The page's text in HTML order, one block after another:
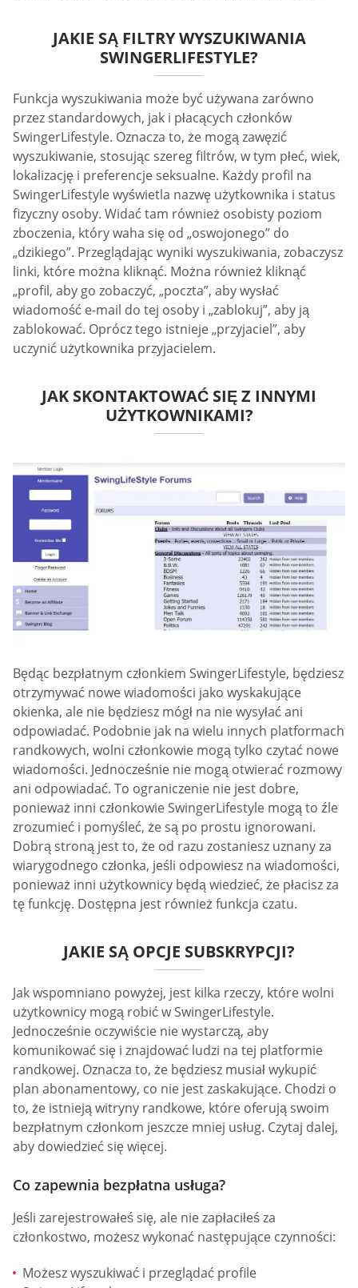
JAKIE SĄ FILTRY WYSZUKIWANIA
SWINGERLIFESTYLE?
Funkcja wyszukiwania może być używana zarówno
przez standardowych, jak i płacących członków
SwingerLifestyle. Oznacza to, że mogą zawęzić
wyszukiwanie, stosując szereg filtrów, w tym płeć, wiek,
lokalizację i preferencje seksualne. Każdy profil na
SwingerLifestyle wyświetla nazwę użytkownika i status
fizyczny osoby. Widać tam również osobisty poziom
zboczenia, który waha się od „oswojonego” do
„dzikiego”. Przeglądając wyniki wyszukiwania, zobaczysz
linki, które można kliknąć. Można również kliknąć
„profil, aby go zobaczyć, „poczta”, aby wysłać
wiadomość e-mail do tej osoby i „zablokuj”, aby ją
zablokować. Oprócz tego istnieje „przyjaciel”, aby
uczynić użytkownika przyjacielem.
JAK SKONTAKTOWAĆ SIĘ Z INNYMI
UŻYTKOWNIKAMI?
Będąc bezpłatnym członkiem SwingerLifestyle, będziesz
otrzymywać nowe wiadomości jako wyskakujące
okienka, ale nie będziesz mógł na nie wysyłać ani
odpowiadać. Podobnie jak na wielu innych platformach
randkowych, wolni członkowie mogą tylko czytać nowe
wiadomości. Jednocześnie nie mogą otwierać rozmowy
ani odpowiadać. To ograniczenie nie jest dobre,
ponieważ inni członkowie SwingerLifestyle mogą to źle
zrozumieć i pomyśleć, że są po prostu ignorowani.
Dobrą stroną jest to, że od razu zostaniesz uznany za
wiarygodnego członka, jeśli odpowiesz na wiadomości,
ponieważ inni użytkownicy będą wiedzieć, że płacisz za
tę funkcję. Dostępna jest również funkcja czatu.
JAKIE SĄ OPCJE SUBSKRYPCJI?
Jak wspomniano powyżej, jest kilka rzeczy, które wolni
użytkownicy mogą robić w SwingerLifestyle.
Jednocześnie oczywiście nie wystarczą, aby
komunikować się i znajdować ludzi na tej platformie
randkowej. Oznacza to, że będziesz musiał wykupić
plan abonamentowy, co nie jest zaskakujące. Chodzi o
to, że istnieją witryny randkowe, które oferują swoim
bezpłatnym członkom jeszcze mniej usług. Czytaj dalej,
aby dowiedzieć się więcej.
Co zapewnia bezpłatna usługa?
Jeśli zarejestrowałeś się, ale nie zapłaciłeś za
członkostwo, możesz wykonać następujące czynności:
Możesz wyszukiwać i przeglądać profile